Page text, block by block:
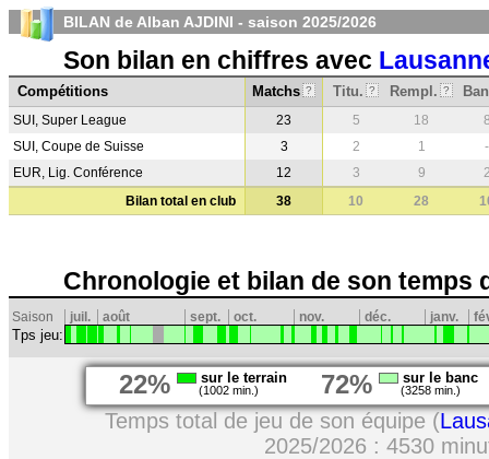
BILAN de Alban AJDINI - saison 2025/2026
Son bilan en chiffres avec
Compétitions Matchs ? Titu. ? Rempl. ?
SUI, Super League 23 5 18
SUI, Coupe de Suisse
3 2 1
-
EUR, Lig. Conférence
12 3 9
Bilan total en club
38 10 28
Chronologie et bilan de son temps
Saison juil. août sept. oct. nov. déc. janv.
Tps jeu:
22% sur le terrain
(1002 min.) 72% sur le banc
(3258 min.)
Temps total de jeu de son équipe (
2025/2026 : 4530